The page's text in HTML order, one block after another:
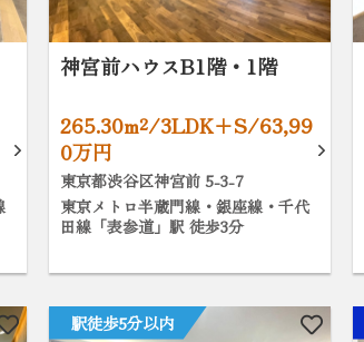
神宮前ハウスB1階・1階
265.30m²/3LDK+S/63,99
0万円
東京都渋谷区神宮前 5-3-7
東京メトロ半蔵門線・銀座線・千代
田線「表参道」駅 徒歩3分
駅徒歩5分以内